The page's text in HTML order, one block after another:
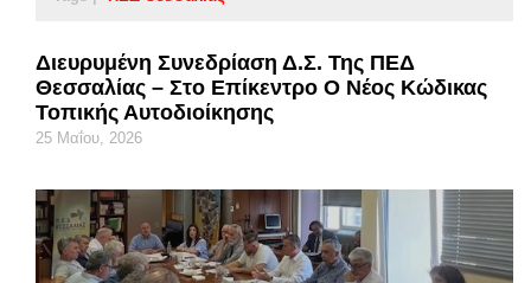
Διευρυμένη Συνεδρίαση Δ.Σ. Της ΠΕΔ
Θεσσαλίας – Στο Επίκεντρο Ο Νέος Κώδικας
Τοπικής Αυτοδιοίκησης
25 Μαΐου, 2026